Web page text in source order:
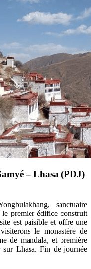
– Lhasa (PDJ)
sanctuaire
premier édifice construit
est paisible et offre une
le monastère de
de mandala, et première
Lhasa. Fin de journée